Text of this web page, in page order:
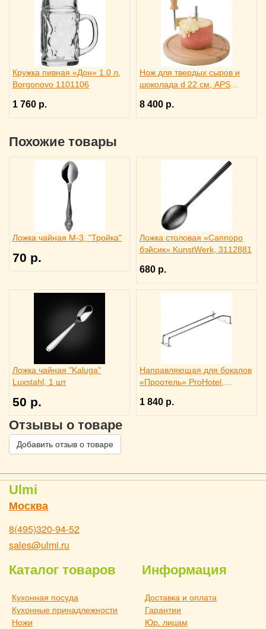
Кружка пивная «Дон» 1.0 л,
Borgonovo 1101106
1 760 р.
Нож для твердых сыров и
шоколада d 22 см, APS
8 400 р.
Похожие товары
Ложка чайная М-3, "Тройка"
70 р.
Ложка столовая «Саппоро
бэйсик» KunstWerk, 3112881
680 р.
Ложка чайная "Kaluga"
Luxstahl, 1 шт
50 р.
Направляющая для бокалов
«Проотель» ProHotel,
1 840 р.
Отзывы о товаре
Добавить отзыв о товаре
Ulmi
Москва
8(495)320-94-52
sales@ulmi.ru
Каталог товаров
Кухонная посуда
Кухонные принадлежности
Ножи
Информация
Доставка и оплата
Гарантии
Юр. лицам